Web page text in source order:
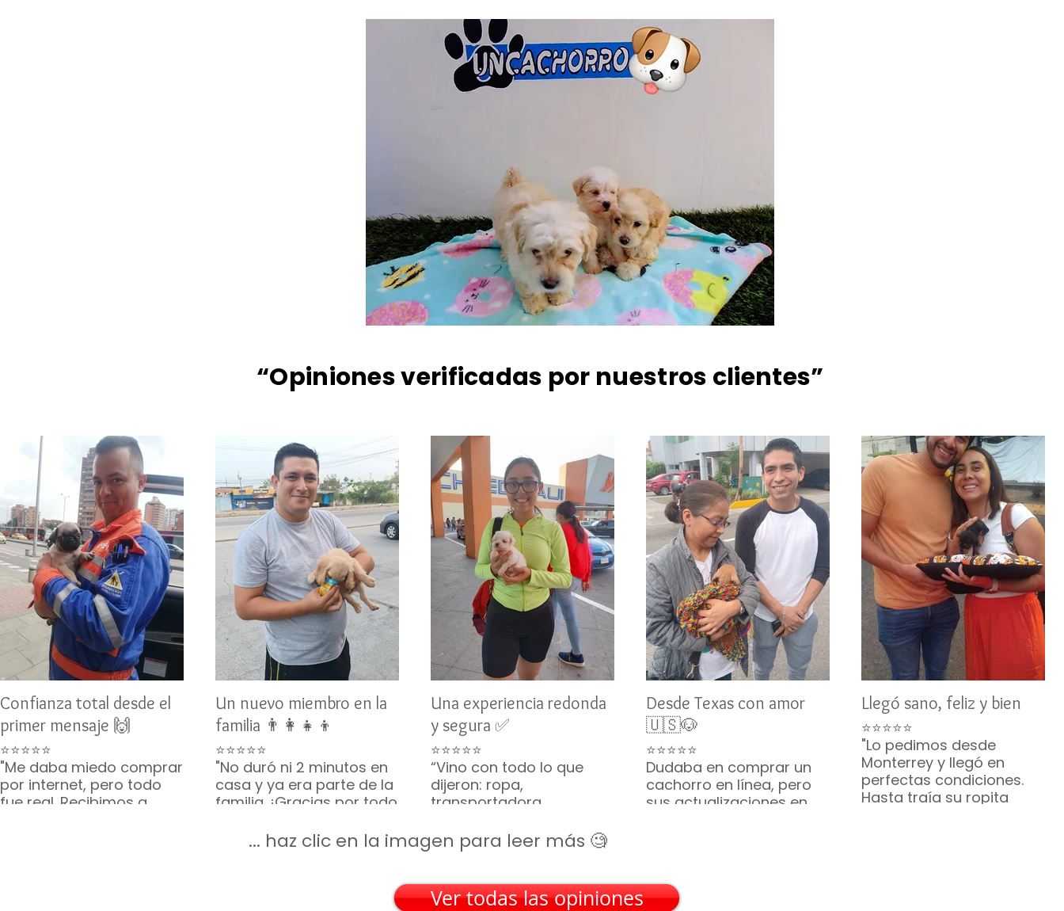
“Opiniones verificadas por nuestros clientes”
Confianza total desde el
primer mensaje 🙌
⭐⭐⭐⭐⭐
"Me daba miedo comprar
por internet, pero todo
fue real. Recibimos a
Un nuevo miembro en la
familia 👨‍👩‍👧‍👦
⭐⭐⭐⭐⭐
"No duró ni 2 minutos en
casa y ya era parte de la
familia. ¡Gracias por todo
completito!"
Una experiencia redonda
y segura ✅
⭐⭐⭐⭐⭐
“Vino con todo lo que
dijeron: ropa,
transportadora,
parecía una caja de
regalo. Gracias por tanto
— Silvia M. • San Luis
Potosí
Desde Texas con amor
🇺🇸🐶
⭐⭐⭐⭐⭐
Dudaba en comprar un
cachorro en línea, pero
sus actualizaciones en
recomiendo muchísimo!
— Emily R. • Austin, Texas
Llegó sano, feliz y bien
⭐⭐⭐⭐⭐
"Lo pedimos desde
Monterrey y llegó en
perfectas condiciones.
Hasta traía su ropita
... haz clic en la imagen para leer más 🧐
Ver todas las opiniones